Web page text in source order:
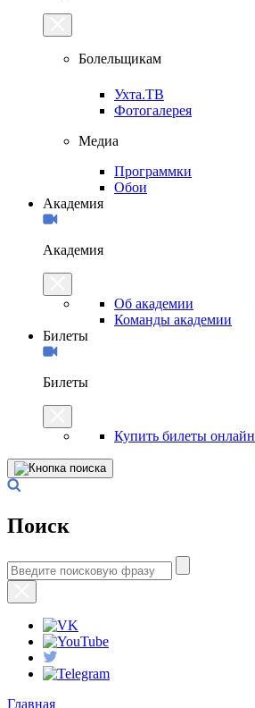
Болельщикам
Ухта.ТВ
Фотогалерея
Медиа
Программки
Обои
Академия
Академия
Об академии
Команды академии
Билеты
Билеты
Купить билеты онлайн
Поиск
Главная